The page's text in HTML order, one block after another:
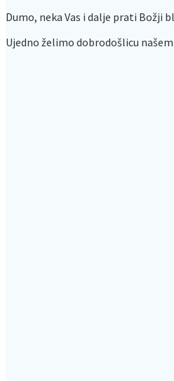
Dumo, neka Vas i dalje prati Božji
Ujedno želimo dobrodošlicu